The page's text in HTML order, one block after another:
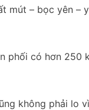
mút – bọc yên –
phối có hơn
không phải lo